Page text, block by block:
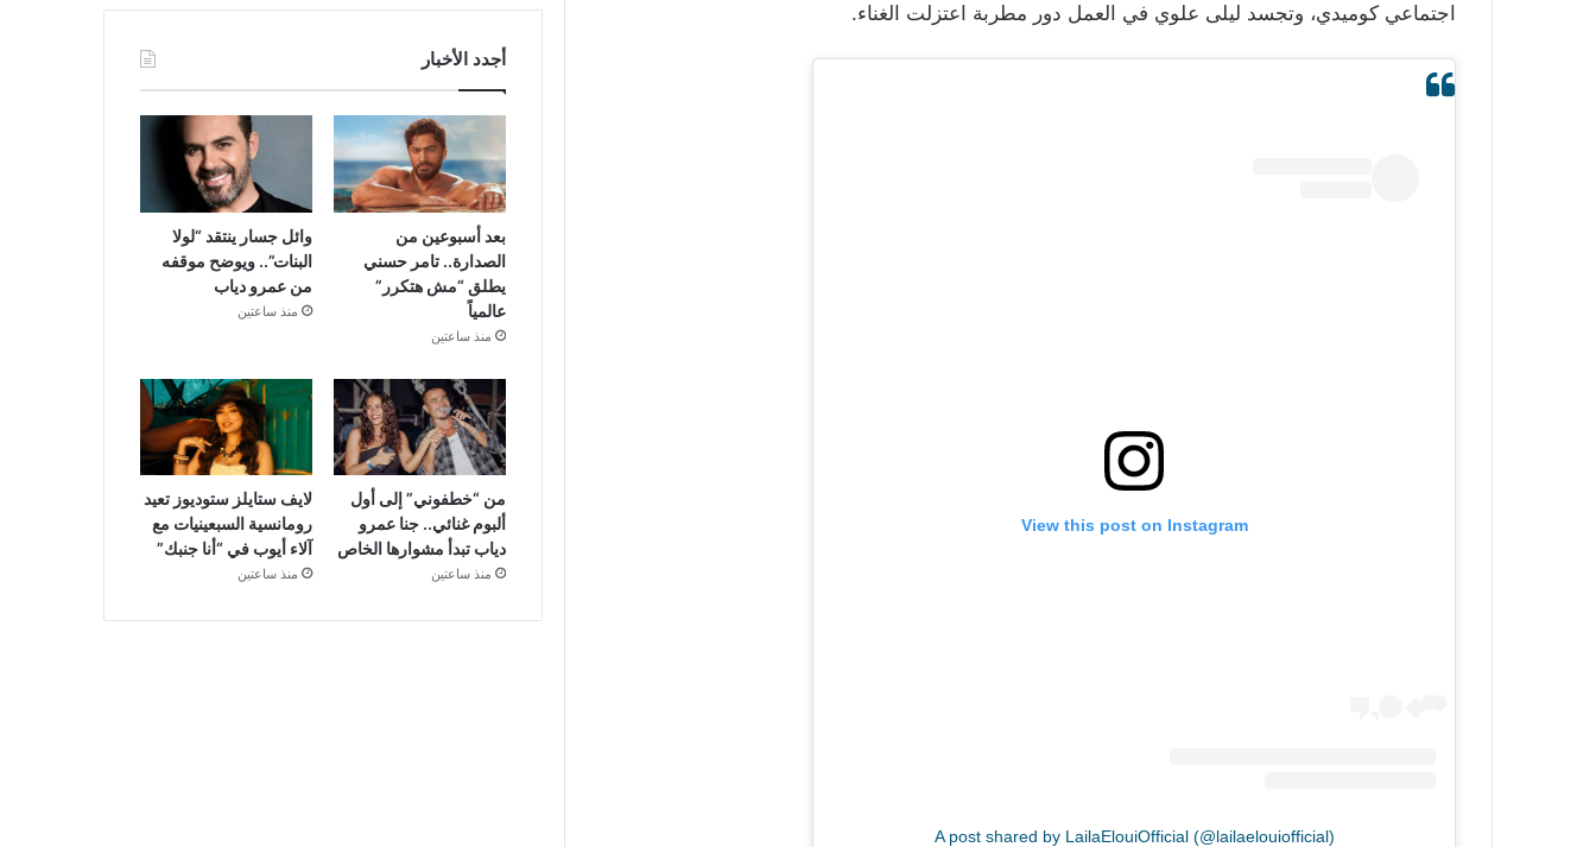
اجتماعي كوميدي، وتجسد ليلى علوي في العمل دور مطربة اعتزلت الغناء.
View this post on Instagram
A post shared by LailaElouiOfficial (@lailaelouiofficial)
أجدد الأخبار
بعد أسبوعين من
الصدارة.. تامر حسني
يطلق “مش هتكرر”
عالمياً
منذ ساعتين
وائل جسار ينتقد “لولا
البنات”.. ويوضح موقفه
من عمرو دياب
منذ ساعتين
من “خطفوني” إلى أول
ألبوم غنائي.. جنا عمرو
دياب تبدأ مشوارها الخاص
منذ ساعتين
لايف ستايلز ستوديوز تعيد
رومانسية السبعينيات مع
آلاء أيوب في “أنا جنبك”
منذ ساعتين